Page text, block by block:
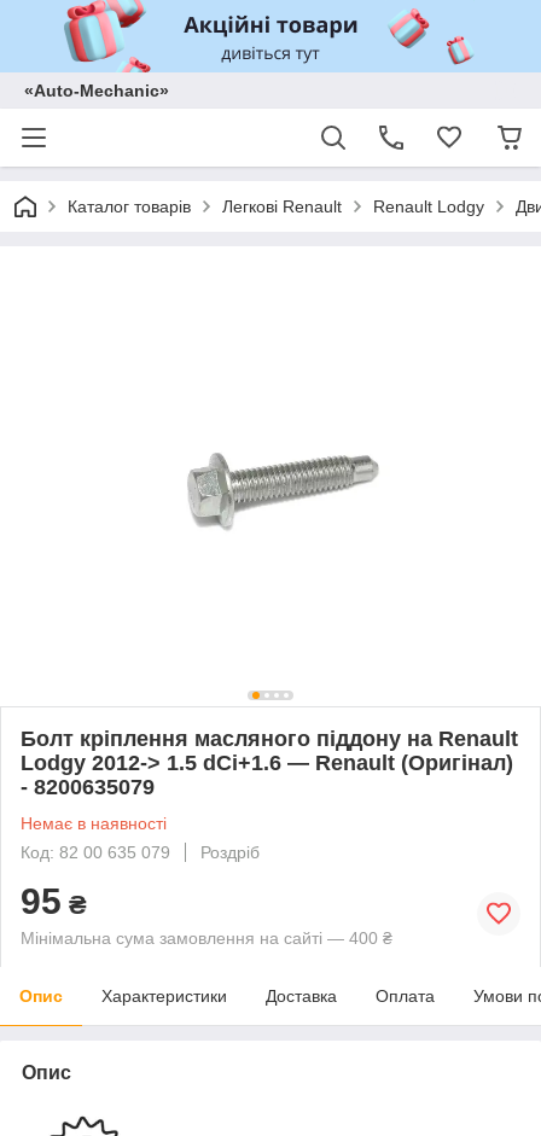
«Auto-Mechanic»
Каталог товарів Легкові Renault Renault Lodgy
Болт кріплення масляного піддону на Renault
Lodgy 2012-> 1.5 dCi+1.6 — Renault (Оригінал)
- 8200635079
Немає в наявності
Код: 82 00 635 079
Роздріб
95 ₴
Мінімальна сума замовлення на сайті — 400 ₴
Опис Характеристики Доставка Оплата Умови
Опис